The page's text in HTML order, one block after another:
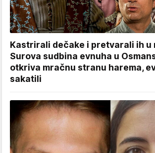
Kastrirali dečake i pretvarali ih u
Surova sudbina evnuha u
otkriva mračnu stranu harema,
sakatili